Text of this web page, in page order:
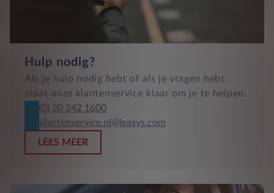
Hulp nodig?
Als je hulp nodig hebt of als je vragen hebt,
staat onze klantenservice klaar om je te helpen.
(0) 20 342 1600
klantenservice.nl@leasys.com
LEES MEER